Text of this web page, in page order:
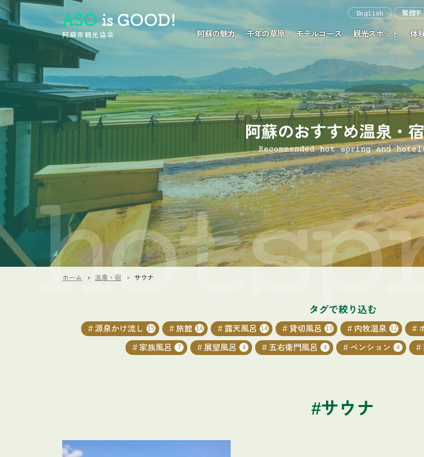
阿蘇市観光協会 阿蘇の魅力 千年の草原 モデルコース 観光スポット 体
English 繁體字
阿蘇のおすすめ温泉・
Recommended hot spring and
ホーム 温泉・宿 サウナ
タグで絞り込む
源泉かけ流し 15 旅館 14 露天風呂 14 貸切風呂 13 内牧温泉 12
家族風呂 7 展望風呂 4 五右衛門風呂 4 ペンション 4
#サウナ